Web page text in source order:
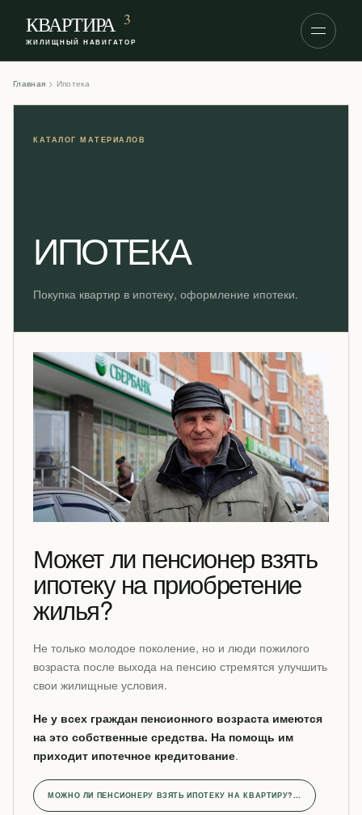
КВАРТИРА 3
ЖИЛИЩНЫЙ НАВИГАТОР
Главная > Ипотека
ИПОТЕКА
Покупка квартир в ипотеку, оформление ипотеки.
Может ли пенсионер взять
ипотеку на приобретение
жилья?
Не только молодое поколение, но и люди пожилого
возраста после выхода на пенсию стремятся улучшить
свои жилищные условия.
Не у всех граждан пенсионного возраста имеются
на это собственные средства. На помощь им
приходит ипотечное кредитование.
МОЖНО ЛИ ПЕНСИОНЕРУ ВЗЯТЬ ИПОТЕКУ НА КВАРТИРУ?…